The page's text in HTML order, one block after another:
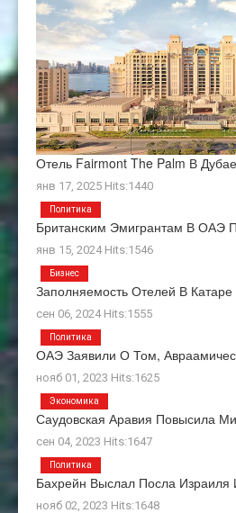
Отель Fairmont The Palm В
янв 17, 2025 Hits:1440
Британским Эмигрантам В ОАЭ
янв 15, 2024 Hits:1546
Политика
Заполняемость Отелей В
сен 06, 2024 Hits:1555
Бизнес
ОАЭ Заявили О Том,
нояб 01, 2023 Hits:1625
Политика
Саудовская Аравия Повысила
сен 04, 2023 Hits:1647
Экономика
Бахрейн Выслал Посла
нояб 02, 2023 Hits:1648
Политика